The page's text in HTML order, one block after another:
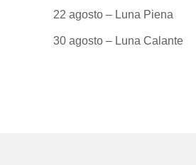
22 agosto – Luna Piena
30 agosto – Luna Calante